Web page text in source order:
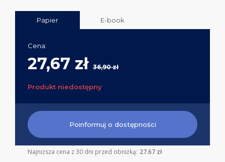
Papier E-book
Cena:
27,67 zł 36,90 zł
Produkt niedostępny
Poinformuj o dostępności
Najniższa cena z 30 dni przed obniżką: 27.67 zł